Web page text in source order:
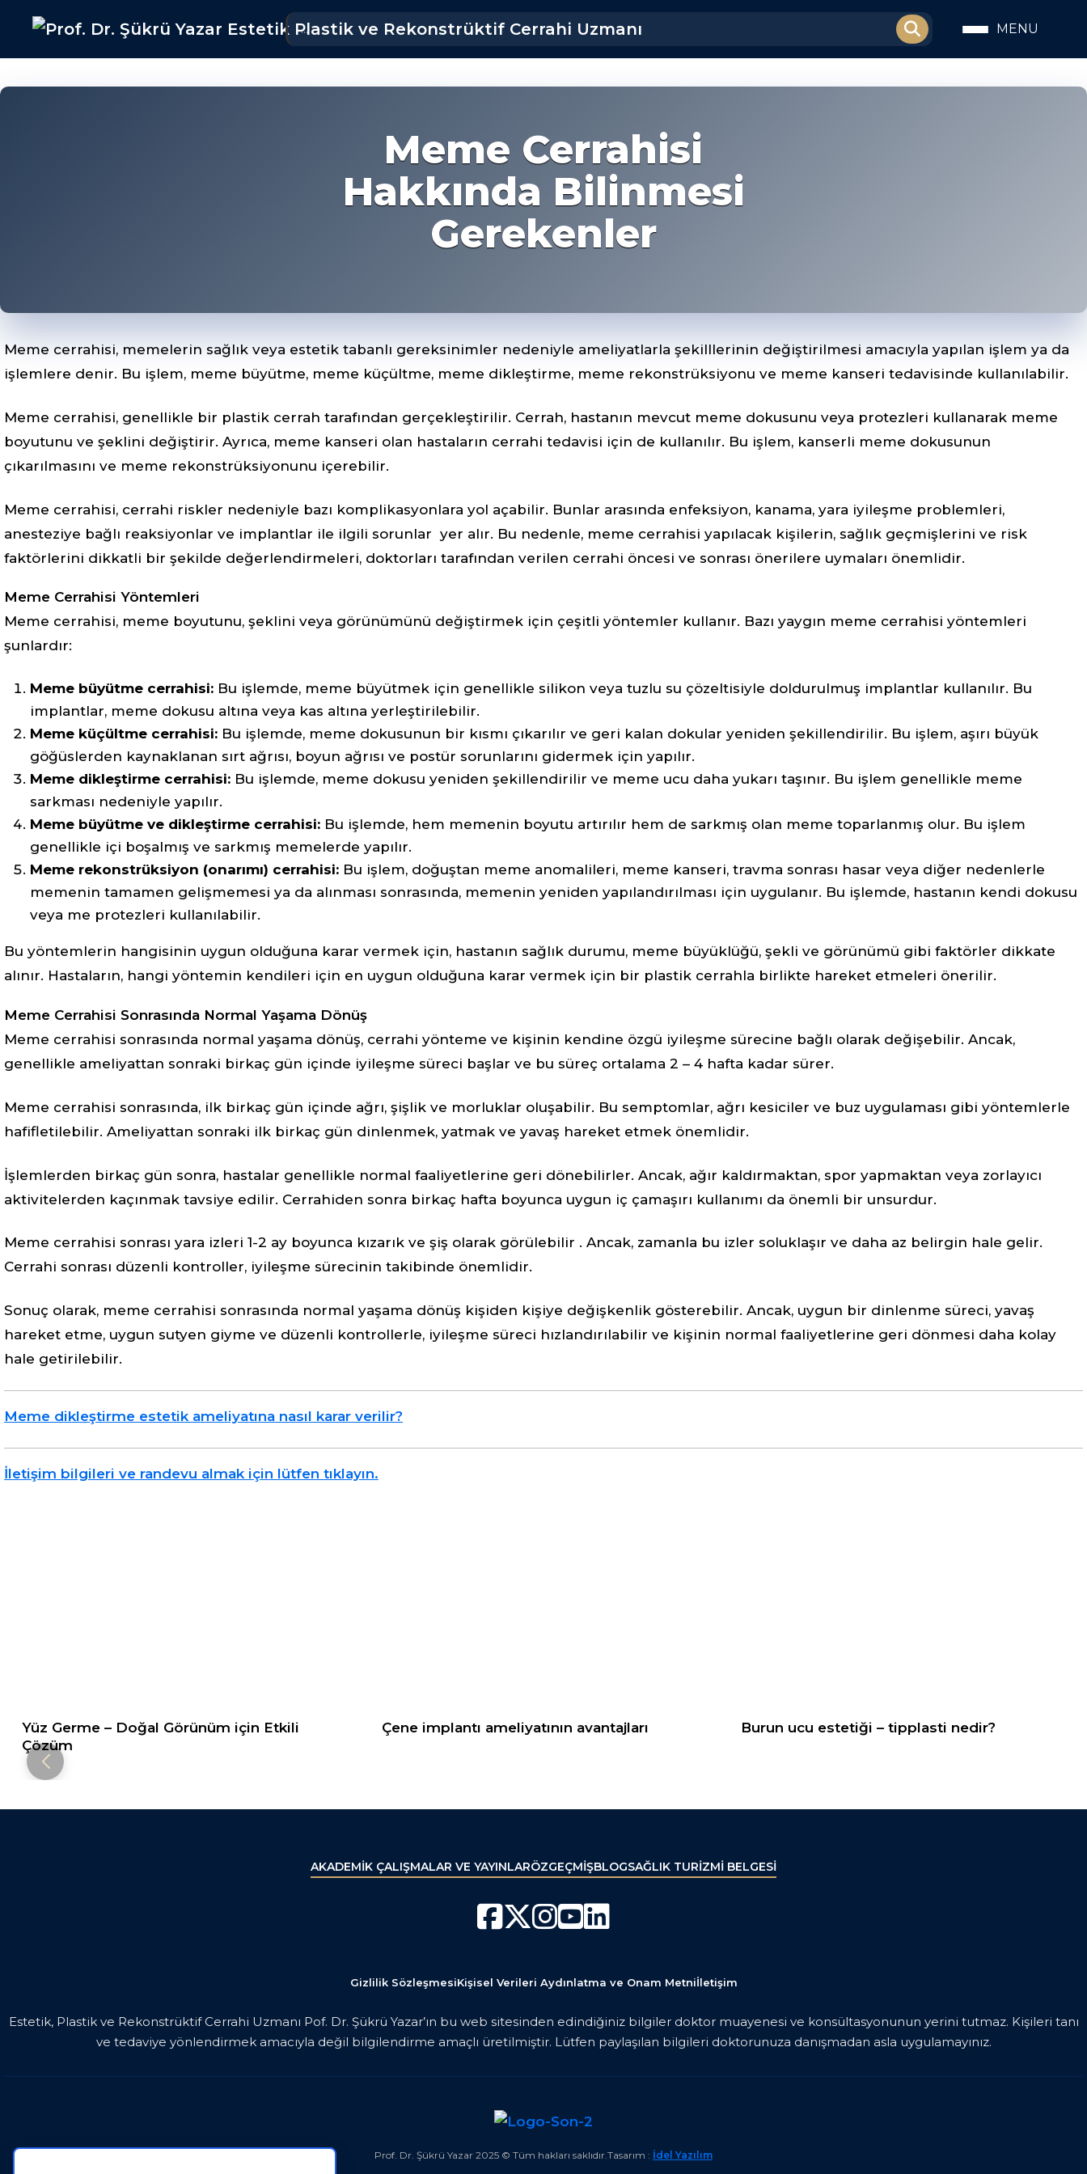
MENU
Meme Cerrahisi
Hakkında Bilinmesi
Gerekenler
Meme cerrahisi, memelerin sağlık veya estetik tabanlı gereksinimler nedeniyle ameliyatlarla şekilllerinin değiştirilmesi amacıyla yapılan işlem ya da
işlemlere denir. Bu işlem, meme büyütme, meme küçültme, meme dikleştirme, meme rekonstrüksiyonu ve meme kanseri tedavisinde kullanılabilir.
Meme cerrahisi, genellikle bir plastik cerrah tarafından gerçekleştirilir. Cerrah, hastanın mevcut meme dokusunu veya protezleri kullanarak meme
boyutunu ve şeklini değiştirir. Ayrıca, meme kanseri olan hastaların cerrahi tedavisi için de kullanılır. Bu işlem, kanserli meme dokusunun
çıkarılmasını ve meme rekonstrüksiyonunu içerebilir.
Meme cerrahisi, cerrahi riskler nedeniyle bazı komplikasyonlara yol açabilir. Bunlar arasında enfeksiyon, kanama, yara iyileşme problemleri,
anesteziye bağlı reaksiyonlar ve implantlar ile ilgili sorunlar yer alır. Bu nedenle, meme cerrahisi yapılacak kişilerin, sağlık geçmişlerini ve risk
faktörlerini dikkatli bir şekilde değerlendirmeleri, doktorları tarafından verilen cerrahi öncesi ve sonrası önerilere uymaları önemlidir.
Meme Cerrahisi Yöntemleri
Meme cerrahisi, meme boyutunu, şeklini veya görünümünü değiştirmek için çeşitli yöntemler kullanır. Bazı yaygın meme cerrahisi yöntemleri
şunlardır:
Meme büyütme cerrahisi: Bu işlemde, meme büyütmek için genellikle silikon veya tuzlu su çözeltisiyle doldurulmuş implantlar kullanılır. Bu
implantlar, meme dokusu altına veya kas altına yerleştirilebilir.
Meme küçültme cerrahisi: Bu işlemde, meme dokusunun bir kısmı çıkarılır ve geri kalan dokular yeniden şekillendirilir. Bu işlem, aşırı büyük
göğüslerden kaynaklanan sırt ağrısı, boyun ağrısı ve postür sorunlarını gidermek için yapılır.
Meme dikleştirme cerrahisi: Bu işlemde, meme dokusu yeniden şekillendirilir ve meme ucu daha yukarı taşınır. Bu işlem genellikle meme
sarkması nedeniyle yapılır.
Meme büyütme ve dikleştirme cerrahisi: Bu işlemde, hem memenin boyutu artırılır hem de sarkmış olan meme toparlanmış olur. Bu işlem
genellikle içi boşalmış ve sarkmış memelerde yapılır.
Meme rekonstrüksiyon (onarımı) cerrahisi: Bu işlem, doğuştan meme anomalileri, meme kanseri, travma sonrası hasar veya diğer nedenlerle
memenin tamamen gelişmemesi ya da alınması sonrasında, memenin yeniden yapılandırılması için uygulanır. Bu işlemde, hastanın kendi dokusu
veya me protezleri kullanılabilir.
Bu yöntemlerin hangisinin uygun olduğuna karar vermek için, hastanın sağlık durumu, meme büyüklüğü, şekli ve görünümü gibi faktörler dikkate
alınır. Hastaların, hangi yöntemin kendileri için en uygun olduğuna karar vermek için bir plastik cerrahla birlikte hareket etmeleri önerilir.
Meme Cerrahisi Sonrasında Normal Yaşama Dönüş
Meme cerrahisi sonrasında normal yaşama dönüş, cerrahi yönteme ve kişinin kendine özgü iyileşme sürecine bağlı olarak değişebilir. Ancak,
genellikle ameliyattan sonraki birkaç gün içinde iyileşme süreci başlar ve bu süreç ortalama 2 – 4 hafta kadar sürer.
Meme cerrahisi sonrasında, ilk birkaç gün içinde ağrı, şişlik ve morluklar oluşabilir. Bu semptomlar, ağrı kesiciler ve buz uygulaması gibi yöntemlerle
hafifletilebilir. Ameliyattan sonraki ilk birkaç gün dinlenmek, yatmak ve yavaş hareket etmek önemlidir.
İşlemlerden birkaç gün sonra, hastalar genellikle normal faaliyetlerine geri dönebilirler. Ancak, ağır kaldırmaktan, spor yapmaktan veya zorlayıcı
aktivitelerden kaçınmak tavsiye edilir. Cerrahiden sonra birkaç hafta boyunca uygun iç çamaşırı kullanımı da önemli bir unsurdur.
Meme cerrahisi sonrası yara izleri 1-2 ay boyunca kızarık ve şiş olarak görülebilir . Ancak, zamanla bu izler soluklaşır ve daha az belirgin hale gelir.
Cerrahi sonrası düzenli kontroller, iyileşme sürecinin takibinde önemlidir.
Sonuç olarak, meme cerrahisi sonrasında normal yaşama dönüş kişiden kişiye değişkenlik gösterebilir. Ancak, uygun bir dinlenme süreci, yavaş
hareket etme, uygun sutyen giyme ve düzenli kontrollerle, iyileşme süreci hızlandırılabilir ve kişinin normal faaliyetlerine geri dönmesi daha kolay
hale getirilebilir.
Meme dikleştirme estetik ameliyatına nasıl karar verilir?
İletişim bilgileri ve randevu almak için lütfen tıklayın.
Yüz Germe – Doğal Görünüm için Etkili
Çözüm
Çene implantı ameliyatının avantajları Burun ucu estetiği – tipplasti nedir?
AKADEMİK ÇALIŞMALAR VE YAYINLARÖZGEÇMİŞBLOGSAĞLIK TURİZMİ BELGESİ
Gizlilik SözleşmesiKişisel Verileri Aydınlatma ve Onam Metniİletişim
Estetik, Plastik ve Rekonstrüktif Cerrahi Uzmanı Pof. Dr. Şükrü Yazar’ın bu web sitesinden edindiğiniz bilgiler doktor muayenesi ve konsültasyonunun yerini tutmaz. Kişileri tanı
ve tedaviye yönlendirmek amacıyla değil bilgilendirme amaçlı üretilmiştir. Lütfen paylaşılan bilgileri doktorunuza danışmadan asla uygulamayınız.
Prof. Dr. Şükrü Yazar 2025 © Tüm hakları saklıdır.Tasarım : İdel Yazılım